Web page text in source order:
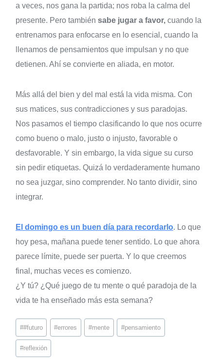
a veces, nos gana la partida; nos roba la calma del
presente. Pero también sabe jugar a favor, cuando la
entrenamos para enfocarse en lo esencial, cuando la
llenamos de pensamientos que impulsan y no que
detienen. Ahí se convierte en aliada, en motor.
Más allá del bien y del mal está la vida misma. Con
sus matices, sus contradicciones y sus paradojas.
Nos pasamos el tiempo clasificando lo que nos ocurre
como bueno o malo, justo o injusto, favorable o
desfavorable. Y sin embargo, la vida sigue su curso
sin pedir etiquetas. Quizá lo verdaderamente humano
no sea juzgar, sino comprender. No tanto dividir, sino
integrar.
El domingo es un buen día para recordarlo. Lo que
hoy pesa, mañana puede tener sentido. Lo que ahora
parece límite, puede ser puerta. Y lo que creemos
final, muchas veces es comienzo.
¿Y tú? ¿Qué juego de tu mente o qué paradoja de la
vida te ha enseñado más esta semana?
##futuro #errores #mente #pensamiento
#reflexión